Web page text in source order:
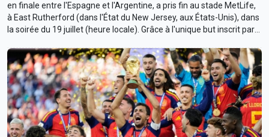
en finale entre l'Espagne et l'Argentine, a pris fin au stade MetLife,
à East Rutherford (dans l'État du New Jersey, aux États-Unis), dans
la soirée du 19 juillet (heure locale). Grâce à l'unique but inscrit par
Espagnols ont remporté leur deuxième sacre mondial.